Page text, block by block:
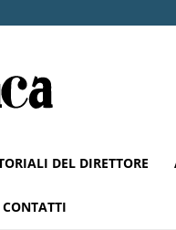
DEL DIRETTORE
CONTATTI